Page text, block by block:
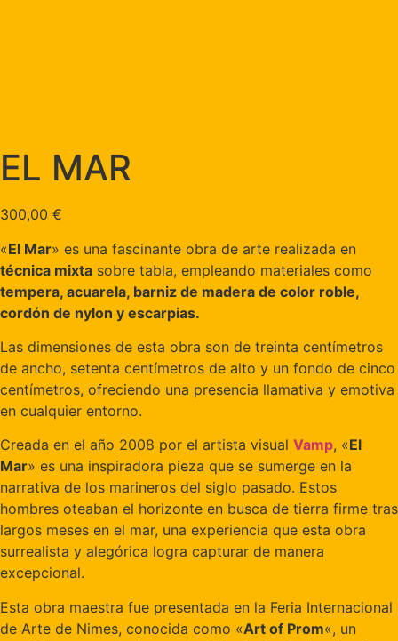
EL MAR
300,00 €
«El Mar» es una fascinante obra de arte realizada en
técnica mixta sobre tabla, empleando materiales como
tempera, acuarela, barniz de madera de color roble,
cordón de nylon y escarpias.
Las dimensiones de esta obra son de treinta centímetros
de ancho, setenta centímetros de alto y un fondo de cinco
centímetros, ofreciendo una presencia llamativa y emotiva
en cualquier entorno.
Creada en el año 2008 por el artista visual Vamp, «El
Mar» es una inspiradora pieza que se sumerge en la
narrativa de los marineros del siglo pasado. Estos
hombres oteaban el horizonte en busca de tierra firme tras
largos meses en el mar, una experiencia que esta obra
surrealista y alegórica logra capturar de manera
excepcional.
Esta obra maestra fue presentada en la Feria Internacional
de Arte de Nimes, conocida como «Art of Prom«, un